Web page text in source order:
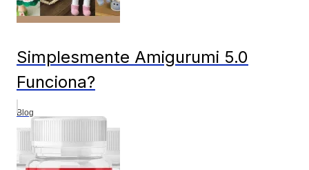
Simplesmente Amigurumi 5.0
Funciona?
Blog